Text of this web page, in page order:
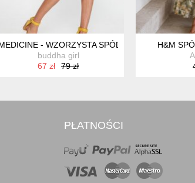
M
- WZORZYSTA SPÓDNICA - RYBKI S
buddha girl
67 zł
79 zł
H&M
PŁATNOŚCI